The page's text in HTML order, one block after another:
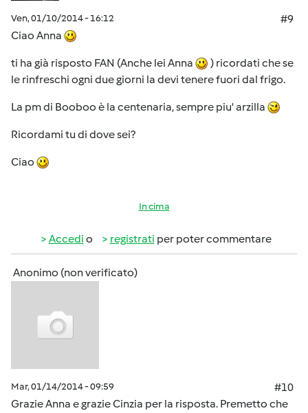
Ven, 01/10/2014 - 16:12
#9
Ciao Anna
ti ha già risposto FAN (Anche lei Anna
) ricordati che se
le rinfreschi ogni due giorni la devi tenere fuori dal frigo.
La pm di Booboo è la centenaria, sempre piu' arzilla
Ricordami tu di dove sei?
Ciao
In cima
Accedi o registrati per poter commentare
Anonimo (non verificato)
Mar, 01/14/2014 - 09:59
#10
Grazie Anna e grazie Cinzia per la risposta. Premetto che